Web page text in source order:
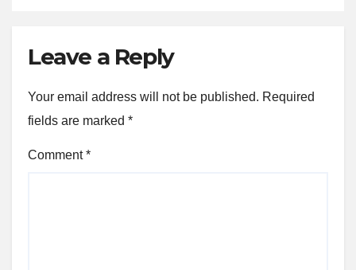
Leave a Reply
Your email address will not be published. Required
fields are marked *
Comment*